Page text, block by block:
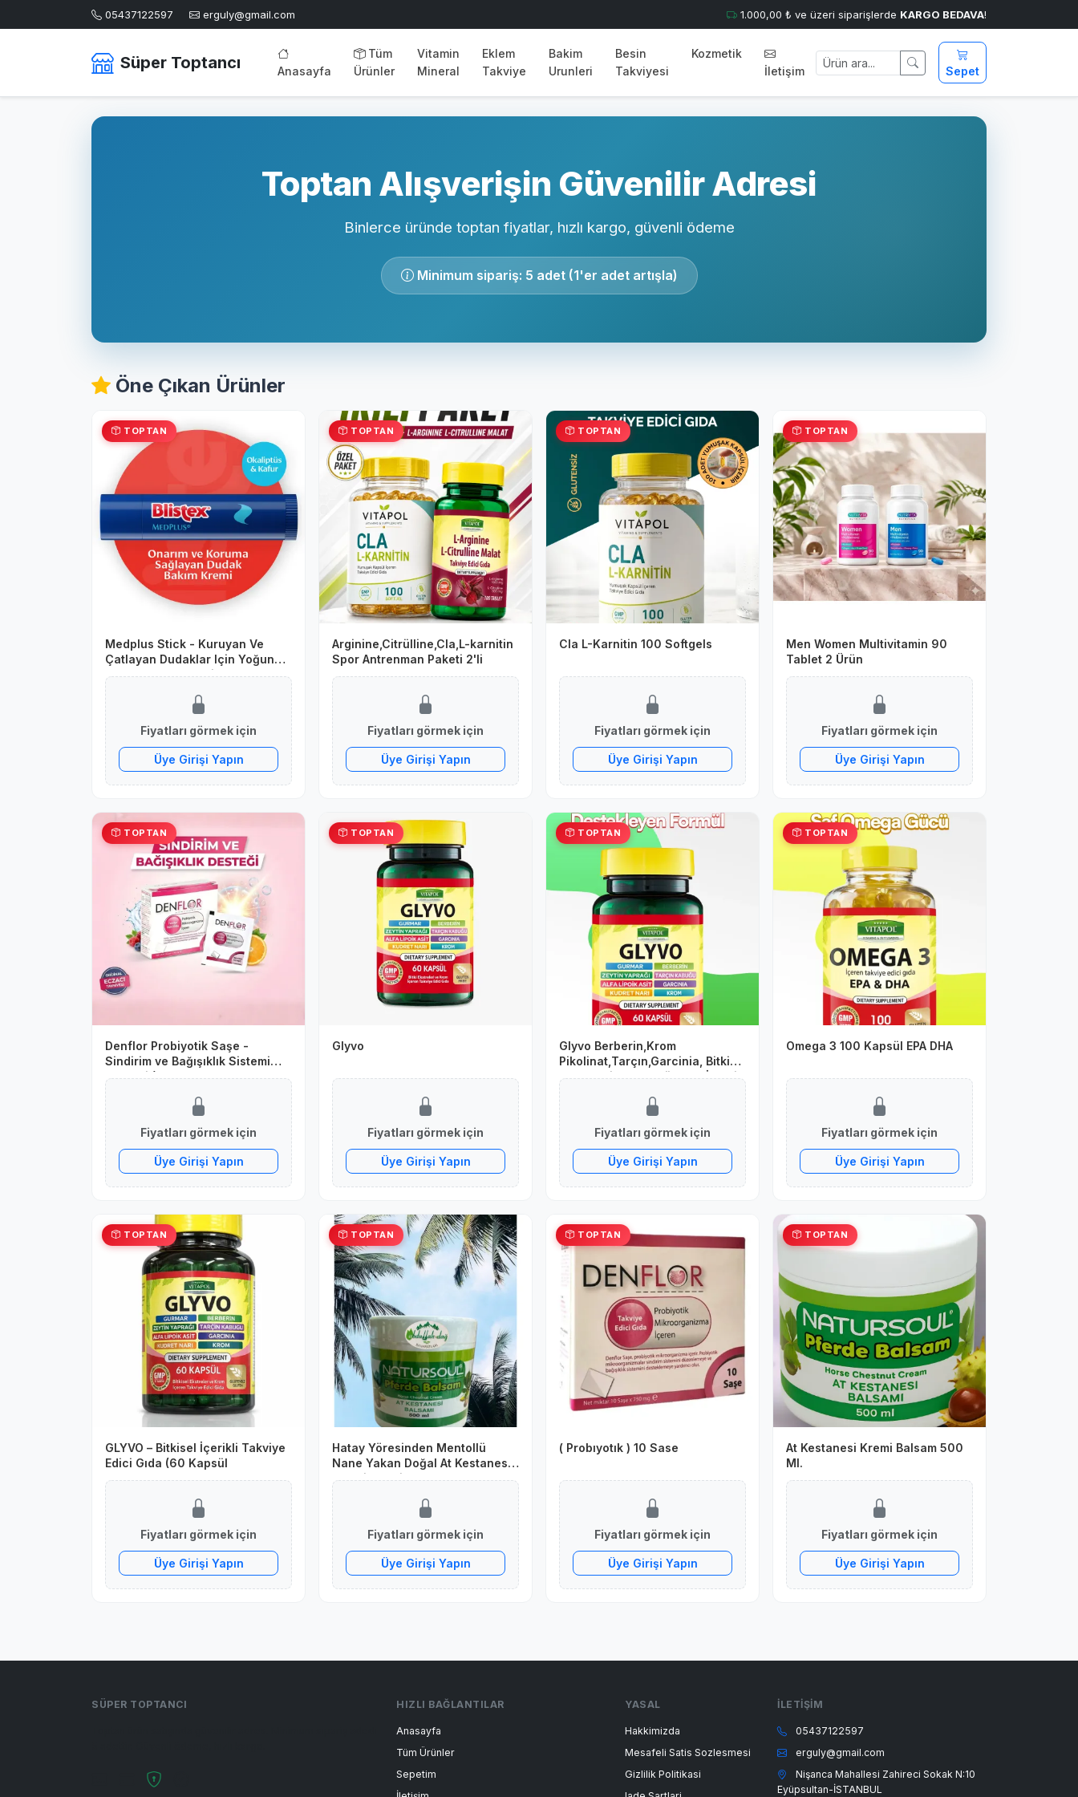
05437122597 erguly@gmail.com 1.000,00 ₺ ve üzeri siparişlerde KARGO BEDAVA!
Süper Toptancı Anasayfa
Tüm
Ürünler
Vitamin
Mineral
Eklem
Takviye
Bakim
Urunleri
Besin
Takviyesi
Kozmetik
İletişim
Sepet
Toptan Alışverişin Güvenilir Adresi
Binlerce üründe toptan fiyatlar, hızlı kargo, güvenli ödeme
Minimum sipariş: 5 adet (1'er adet artışla)
Öne Çıkan Ürünler
TOPTAN
Medplus Stick - Kuruyan Ve
Çatlayan Dudaklar Için Yoğun
Bakım Dudak Kremi
Fiyatları görmek için
Üye Girişi Yapın
TOPTAN
Arginine,Citrülline,Cla,L-karnitin
Spor Antrenman Paketi 2'li
Fiyatları görmek için
Üye Girişi Yapın
TOPTAN
Cla L-Karnitin 100 Softgels
Fiyatları görmek için
Üye Girişi Yapın
TOPTAN
Men Women Multivitamin 90
Tablet 2 Ürün
Fiyatları görmek için
Üye Girişi Yapın
TOPTAN
Denflor Probiyotik Saşe -
Sindirim ve Bağışıklık Sistemi
Desteği (10 Saşe x 750mg)
Fiyatları görmek için
Üye Girişi Yapın
TOPTAN
Glyvo
Fiyatları görmek için
Üye Girişi Yapın
TOPTAN
Glyvo Berberin,Krom
Pikolinat,Tarçın,Garcinia, Bitki
Ekstreleri 60 Kapsül Tatlı İsteği
Azaltma Desteği
Fiyatları görmek için
Üye Girişi Yapın
TOPTAN
Omega 3 100 Kapsül EPA DHA
Fiyatları görmek için
Üye Girişi Yapın
TOPTAN
GLYVO – Bitkisel İçerikli Takviye
Edici Gıda (60 Kapsül
Fiyatları görmek için
Üye Girişi Yapın
TOPTAN
Hatay Yöresinden Mentollü
Nane Yakan Doğal At Kestanesi
Masaj Kremi Balsamı 500 ml
Fiyatları görmek için
Üye Girişi Yapın
TOPTAN
( Probıyotık ) 10 Sase
Fiyatları görmek için
Üye Girişi Yapın
TOPTAN
At Kestanesi Kremi Balsam 500
Ml.
Fiyatları görmek için
Üye Girişi Yapın
SÜPER TOPTANCI HIZLI BAĞLANTILAR
Anasayfa
Tüm Ürünler
Sepetim
YASAL
Hakkimizda
Mesafeli Satis Sozlesmesi
Gizlilik Politikasi
İLETIŞIM
05437122597
erguly@gmail.com
Nişanca Mahallesi Zahireci Sokak N:10
Eyüpsultan-İSTANBUL